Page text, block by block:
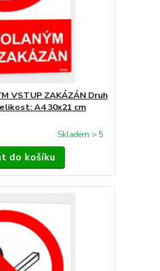
VSTUP ZAKÁZÁN Druh
A4 30x21 cm
Skladem > 5
do košíku